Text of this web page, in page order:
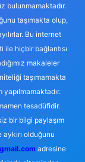
bulunmamaktadır.
taşımakta olup,
Bu internet
ile hiçbir bağlantısı
makaleler
taşımamakta
tesadüfidir.
bir bilgi paylaşım
olduğunu
adresine